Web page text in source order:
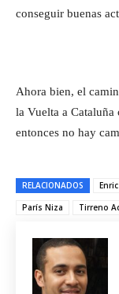
conseguir buenas
Ahora bien, el
la Vuelta a
entonces no hay
RELACIONADOS
París Niza
Tirreno